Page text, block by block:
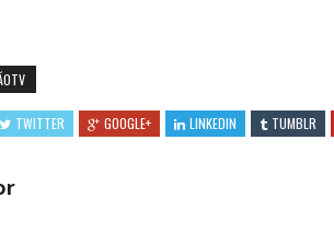
TWITTER GOOGLE+ LINKEDIN TUMBLR